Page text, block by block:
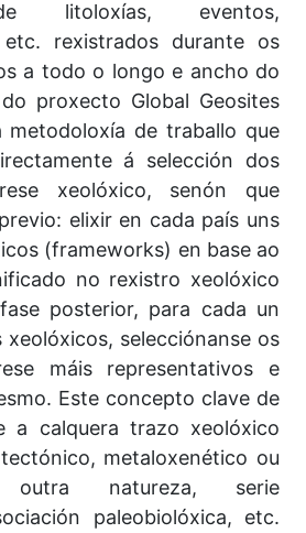
litoloxías, eventos,
etc. rexistrados durante os
a todo o longo e ancho do
proxecto Global Geosites
metodoloxía de traballo que
á selección dos
xeolóxico, senón que
elixir en cada país uns
(frameworks) en base ao
no rexistro xeolóxico
posterior, para cada un
selecciónanse os
máis representativos e
Este concepto clave de
a calquera trazo xeolóxico
metaloxenético ou
natureza, serie
paleobiolóxica, etc.